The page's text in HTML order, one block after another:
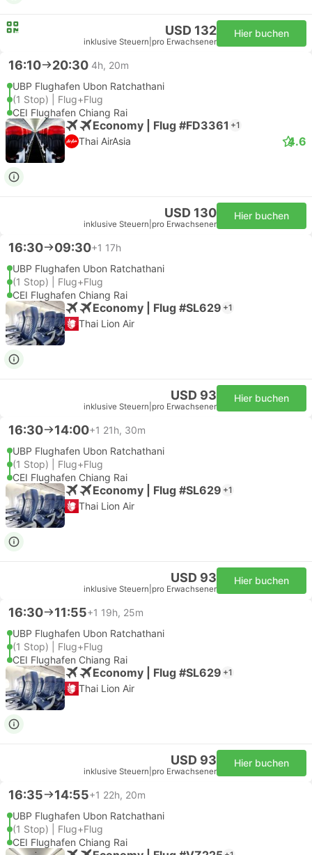
USD 132
inklusive Steuern pro Erwachsener
Hier buchen
16:10 20:30 4h, 20m
UBP Flughafen Ubon Ratchathani
(1 Stop) | Flug+Flug
CEI Flughafen Chiang Rai
Economy | Flug #FD3361 +1
Thai AirAsia 4.6
USD 130
inklusive Steuern pro Erwachsener
Hier buchen
16:30 09:30+1 17h
UBP Flughafen Ubon Ratchathani
(1 Stop) | Flug+Flug
CEI Flughafen Chiang Rai
Economy | Flug #SL629 +1
Thai Lion Air
USD 93
inklusive Steuern pro Erwachsener
Hier buchen
16:30 14:00+1 21h, 30m
UBP Flughafen Ubon Ratchathani
(1 Stop) | Flug+Flug
CEI Flughafen Chiang Rai
Economy | Flug #SL629 +1
Thai Lion Air
USD 93
inklusive Steuern pro Erwachsener
Hier buchen
16:30 11:55+1 19h, 25m
UBP Flughafen Ubon Ratchathani
(1 Stop) | Flug+Flug
CEI Flughafen Chiang Rai
Economy | Flug #SL629 +1
Thai Lion Air
USD 93
inklusive Steuern pro Erwachsener
Hier buchen
16:35 14:55+1 22h, 20m
UBP Flughafen Ubon Ratchathani
(1 Stop) | Flug+Flug
CEI Flughafen Chiang Rai